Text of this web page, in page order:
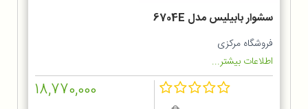
سشوار بابیلیس مدل 6704E
فروشگاه مرکزی
اطلاعات بیشتر...
18,770,000